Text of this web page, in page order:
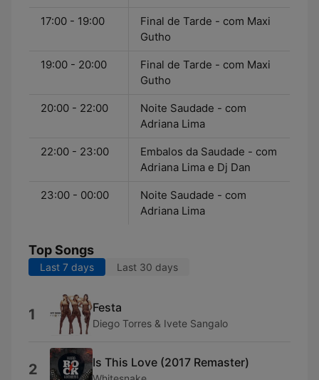
17:00 - 19:00
Final de Tarde - com Maxi
Gutho
19:00 - 20:00
Final de Tarde - com Maxi
Gutho
20:00 - 22:00
Noite Saudade - com
Adriana Lima
22:00 - 23:00
Embalos da Saudade - com
Adriana Lima e Dj Dan
23:00 - 00:00
Noite Saudade - com
Adriana Lima
Top Songs
Last 7 days Last 30 days
1 Festa
Diego Torres & Ivete Sangalo
2 Is This Love (2017 Remaster)